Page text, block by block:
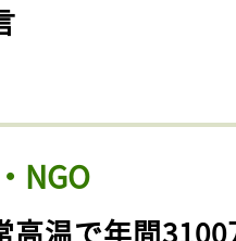
NGO
高温で年間